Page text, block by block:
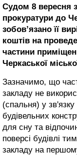
Судом 8 вересня
прокуратури до
зобов’язано її
коштів на
частини
Черкаської
Зазначимо, що
закладу не
(спальня) у
будівельних
для сну та
поверсі будівлі
закладу на